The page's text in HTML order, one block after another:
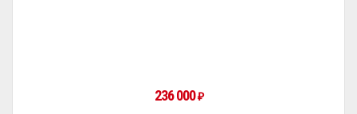
236 000 ₽